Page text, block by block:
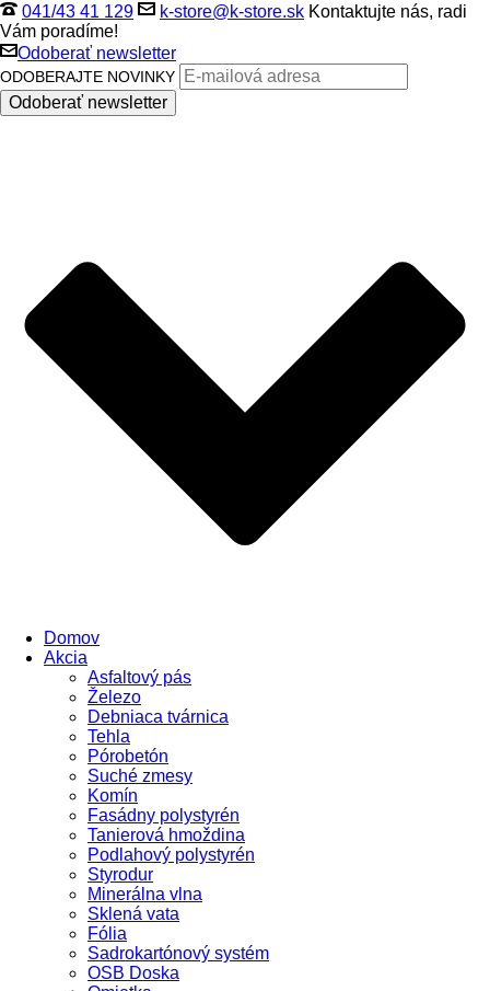
041/43 41 129 k-store@k-store.sk Kontaktujte nás, radi
Vám poradíme!
Odoberať newsletter
ODOBERAJTE NOVINKY
Domov
Akcia
Asfaltový pás
Železo
Debniaca tvárnica
Tehla
Pórobetón
Suché zmesy
Komín
Fasádny polystyrén
Tanierová hmoždina
Podlahový polystyrén
Styrodur
Minerálna vlna
Sklená vata
Fólia
Sadrokartónový systém
OSB Doska